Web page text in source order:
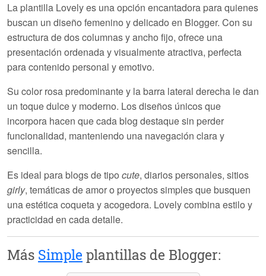
La plantilla Lovelyes una opción encantadora para quienes
buscan un diseño femenino y delicado en Blogger. Con su
estructura de dos columnas y ancho fijo, ofrece una
presentación ordenada y visualmente atractiva, perfecta
para contenido personal y emotivo.
Su color rosa predominante y la barra lateral derecha le dan
un toque dulce y moderno. Los diseños únicos que
incorpora hacen que cada blog destaque sin perder
funcionalidad, manteniendo una navegación clara y
sencilla.
Es ideal para blogs de tipo cute, diarios personales, sitios
girly, temáticas de amor o proyectos simples que busquen
una estética coqueta y acogedora. Lovelycombina estilo y
practicidad en cada detalle.
Más Simple plantillas de Blogger: